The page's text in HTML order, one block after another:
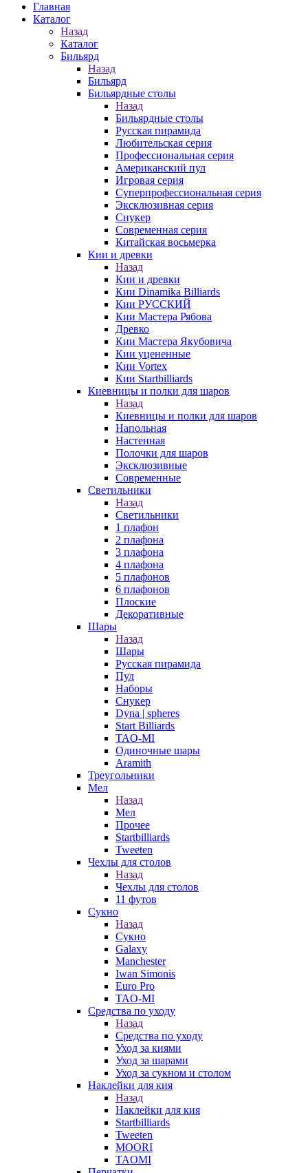
Главная
Каталог
Назад
Каталог
Бильярд
Назад
Бильярд
Бильярдные столы
Назад
Бильярдные столы
Русская пирамида
Любительская серия
Профессиональная серия
Американский пул
Игровая серия
Суперпрофессиональная серия
Эксклюзивная серия
Снукер
Современная серия
Китайская восьмерка
Кии и древки
Назад
Кии и древки
Кии Dinamika Billiards
Кии РУССКИЙ
Кии Мастера Рябова
Древко
Кии Мастера Якубовича
Кии уцененные
Кии Vortex
Кии Startbilliards
Киевницы и полки для шаров
Назад
Киевницы и полки для шаров
Напольная
Настенная
Полочки для шаров
Эксклюзивные
Современные
Светильники
Назад
Светильники
1 плафон
2 плафона
3 плафона
4 плафона
5 плафонов
6 плафонов
Плоские
Декоративные
Шары
Назад
Шары
Русская пирамида
Пул
Наборы
Снукер
Dyna | spheres
Start Billiards
TAO-MI
Одиночные шары
Aramith
Треугольники
Мел
Назад
Мел
Прочее
Startbilliards
Tweeten
Чехлы для столов
Назад
Чехлы для столов
11 футов
Сукно
Назад
Сукно
Galaxy
Manchester
Iwan Simonis
Euro Pro
TAO-MI
Средства по уходу
Назад
Средства по уходу
Уход за киями
Уход за шарами
Уход за сукном и столом
Наклейки для кия
Назад
Наклейки для кия
Startbilliards
Tweeten
MOORI
TAOMI